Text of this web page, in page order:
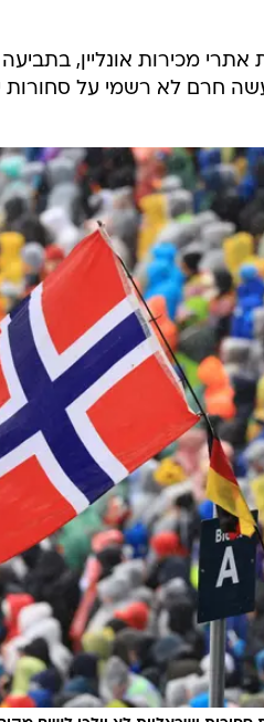
מכירות אונליין,
חרם לא רשמי על סחורות